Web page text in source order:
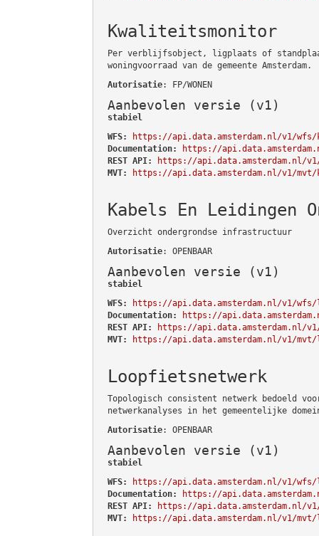
Kwaliteitsmonitor
Per verblijfsobject, ligplaats of
woningvoorraad van de gemeente Amsterdam.
Autorisatie: FP/WONEN
Aanbevolen versie (v1)
stabiel
WFS:
https://api.data.amsterdam.nl/v1/
Documentation:
https://
REST API:
https://api.data.amsterdam.nl/
MVT:
https://api.data.amsterdam.nl/v1/
Kabels En Leidingen
Overzicht ondergrondse infrastructuur
Autorisatie: OPENBAAR
Aanbevolen versie (v1)
stabiel
WFS:
https://api.data.amsterdam.nl/v1/
Documentation:
https://
REST API:
https://api.data.amsterdam.nl/
MVT:
https://api.data.amsterdam.nl/v1/
Loopfietsnetwerk
Topologisch consistent netwerk bedoeld
netwerkanalyses in het gemeentelijke
Autorisatie: OPENBAAR
Aanbevolen versie (v1)
stabiel
WFS:
https://api.data.amsterdam.nl/v1/
Documentation:
https://
REST API:
https://api.data.amsterdam.nl/
MVT:
https://api.data.amsterdam.nl/v1/